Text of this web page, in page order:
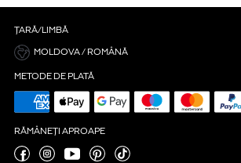
ȚARĂ/LIMBĂ
MOLDOVA / ROMÂNĂ
METODE DE PLATĂ
RĂMÂNEȚI APROAPE